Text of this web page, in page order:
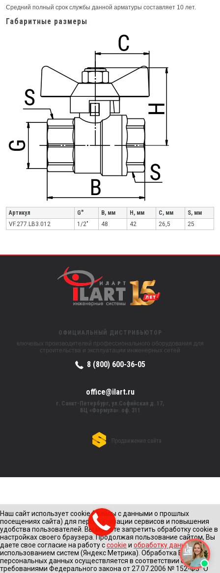
Средний полный срок службы данной арматуры составляет 10 лет.
Габаритные размеры
Артикул G" B, мм H, мм C, мм
S, мм
VF.277.LB3.012
1/2" 48 42 26,5 25
ОФИЦИАЛЬНЫЙ ДИСТРИБЬЮТОР
ключевых производителей профессионального оборудования для
строительства и эксплуатации инженерных сетей
8 (800) 600-36-05
office@ilart.ru
г. Санкт-Петербург, ул.Софийская д. 17,
БЦ «Формула». оф. 311
Продвижение сайта
Наш сайт использует cookie (файлы с данными о прошлых
посещениях сайта) для персонализации сервисов и повышения
удобства пользователей. Вы можете запретить обработку cookie в
настройках своего браузера. Продолжая пользование сайтом, Вы
даете свое согласие на работу сcookie и обработку данныхс
использованием систем (Яндекс Метрика). Обработка Ваших
персональных данных осуществляется в соответствии с
требованиями Федерального закона от 27.07.2006 № 152-Ф3 "О